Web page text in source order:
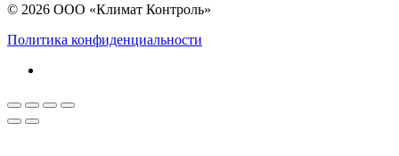
© 2026 ООО «Климат Контроль»
Политика конфиденциальности